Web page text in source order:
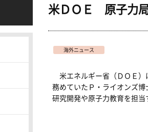
米ＤＯＥ 原子力
海外ニュース
米エネルギー省（ＤＯＥ）
務めていたＰ・ライオンズ
研究開発や原子力教育を担当